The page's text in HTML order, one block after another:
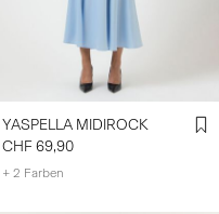
YASPELLA MIDIROCK
CHF 69,90
+ 2 Farben